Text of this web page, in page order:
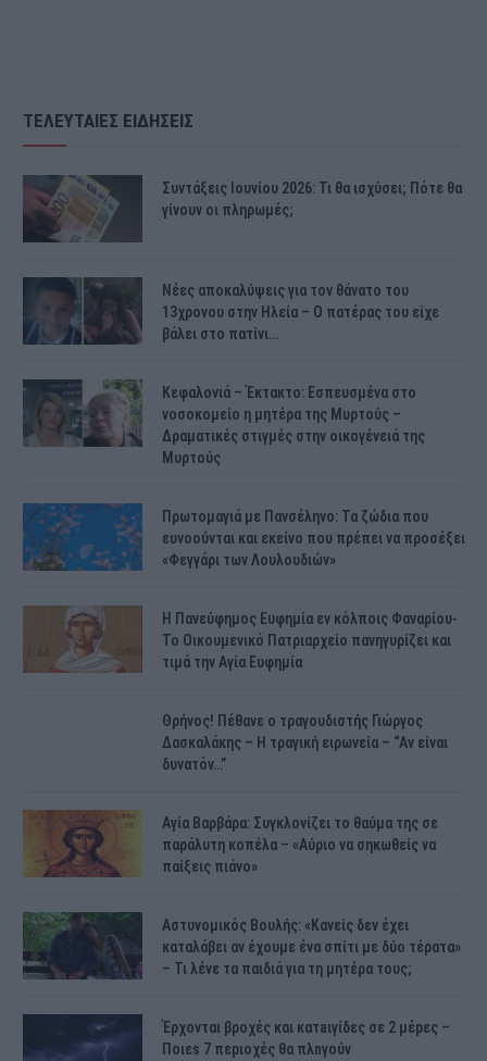
ΤΕΛΕΥΤΑΙΕΣ ΕΙΔΗΣΕΙΣ
Συντάξεις Ιουνίου 2026: Τι θα ισχύσει; Πότε θα
γίνουν οι πληρωμές;
Νέες αποκαλύψεις για τον θάνατο του
13χρονου στην Ηλεία – Ο πατέρας του είχε
βάλει στο πατίνι…
Κεφαλονιά – Έκτακτο: Εσπευσμένα στο
νοσοκομείο η μητέρα της Μυρτούς –
Δραματικές στιγμές στην οικογένειά της
Μυρτούς
Πρωτομαγιά με Πανσέληνο: Τα ζώδια που
ευνοούνται και εκείνο που πρέπει να προσέξει
«Φεγγάρι των Λουλουδιών»
H Πανεύφημος Ευφημία εν κόλποις Φαναρίου-
Το Οικουμενικό Πατριαρχείο πανηγυρίζει και
τιμά την Αγία Ευφημία
Θρήνος! Πέθανε ο τραγουδιστής Γιώργος
Δασκαλάκης – Η τραγική ειρωνεία – “Αν είναι
δυνατόν…”
Αγία Βαρβάρα: Συγκλονίζει το θαύμα της σε
παράλυτη κοπέλα – «Αύριο να σηκωθείς να
παίξεις πιάνο»
Αστυνομικός Bουλής: «Κανείς δεν έχει
καταλάβει αν έχουμε ένα σπίτι με δύο τέρατα»
– Τι λένε τα παιδιά για τη μητέρα τους;
Έρχονται βροχές και κατaιγίδες σε 2 μέpες –
Ποιεs 7 πεpιοχές θα πλnγούν